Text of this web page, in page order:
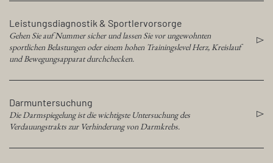
gesundheit
Leistungsdiagnostik & Sportlervorsorge
Gehen Sie auf Nummer sicher und lassen Sie vor ungewohnten
sportlichen Belastungen oder einem hohen Trainingslevel Herz, Kreislauf
und Bewegungsapparat durchchecken.
Darmuntersuchung
Die Darmspiegelung ist die wichtigste Untersuchung des
Verdauungstrakts zur Verhinderung von Darmkrebs.